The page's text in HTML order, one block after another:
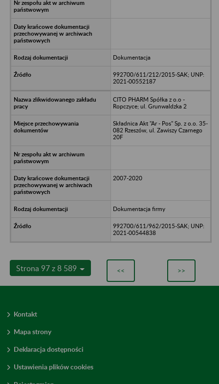
Dokumentacja
992700/611/212/2015-SAK; UNP:
2021-00552187
CITO PHARM Spółka z o.o -
Ropczyce; ul. Grunwaldzka 2
Składnica Akt "Ar - Pos" Sp. z o.o. 35-
082 Rzeszów, ul. Zawiszy Czarnego
20F
2007-2020
Dokumentacja firmy
992700/611/962/2015-SAK; UNP:
2021-00544838
Strona 97 z 8 589 << >>
Kontakt
Mapa strony
Deklaracja dostępności
Ustawienia plików cookies